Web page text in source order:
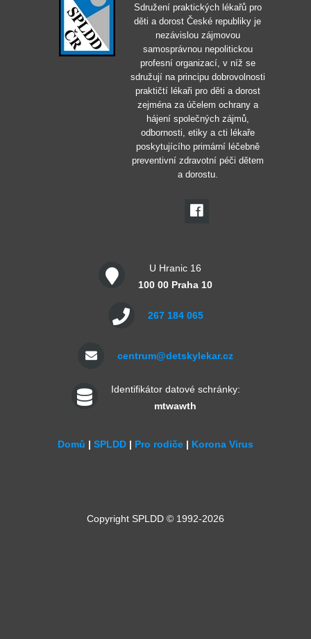
Sdružení praktických lékařů pro
děti a dorost České republiky je
nezávislou zájmovou
samosprávnou nepolitickou
profesní organizací, v níž se
sdružují na principu dobrovolnosti
praktičtí lékaři pro děti a dorost
zejména za účelem ochrany a
hájení společných zájmů,
odbornosti, etiky a cti lékaře
poskytujícího primární léčebně
preventivní zdravotní péči dětem
a dorostu.
U Hranic 16
100 00 Praha 10
267 184 065
centrum@detskylekar.cz
Identifikátor datové schránky:
mtwawth
Domů | SPLDD | Pro rodiče | Korona Virus
Copyright SPLDD © 1992-2026